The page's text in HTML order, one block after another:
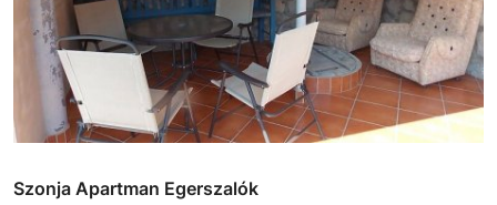
Szonja Apartman Egerszalók